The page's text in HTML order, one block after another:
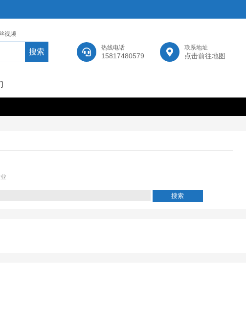
热线电话
15817480579
联系地址
点击前往地图
视频